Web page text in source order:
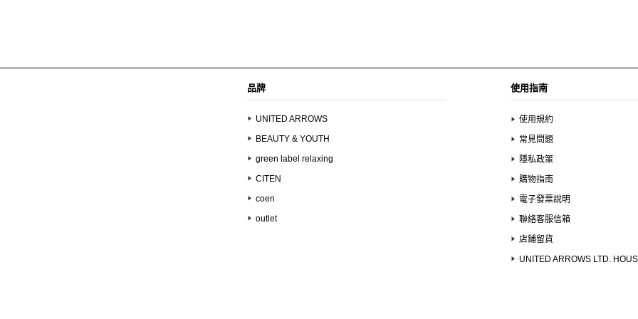
品牌
UNITED ARROWS
BEAUTY & YOUTH
green label relaxing
CITEN
coen
outlet
使用指南
使用規約
常見問題
隱私政策
購物指南
電子發票說明
聯絡客服信箱
店鋪留貨
UNITED ARROWS LTD.